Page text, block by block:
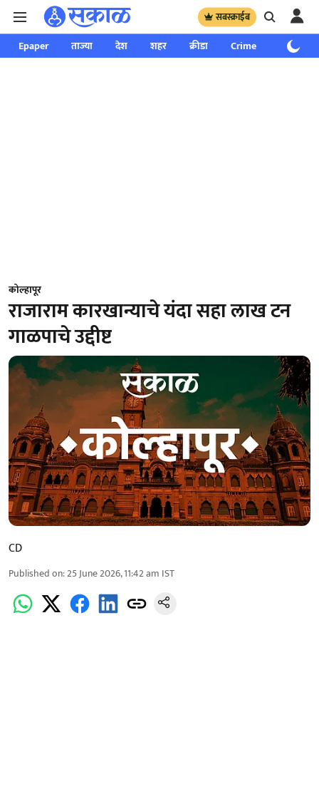
सबस्क्राईब
Epaper ताज्या देश शहर क्रीडा Crime साप्ताहिक
कोल्हापूर
राजाराम कारखान्याचे यंदा सहा लाख टन
गाळपाचे उद्दीष्ट
CD
Published on:25 June 2026, 11:42 am IST